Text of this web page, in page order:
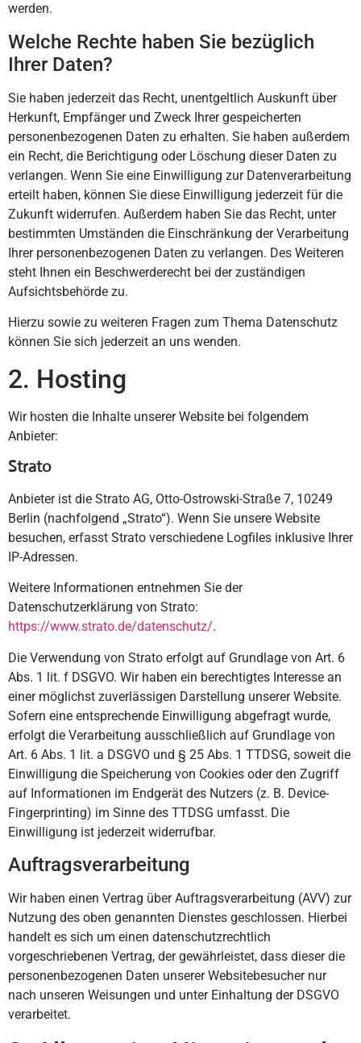
werden.
Welche Rechte haben Sie bezüglich
Ihrer Daten?
Sie haben jederzeit das Recht, unentgeltlich Auskunft über
Herkunft, Empfänger und Zweck Ihrer gespeicherten
personenbezogenen Daten zu erhalten. Sie haben außerdem
ein Recht, die Berichtigung oder Löschung dieser Daten zu
verlangen. Wenn Sie eine Einwilligung zur Datenverarbeitung
erteilt haben, können Sie diese Einwilligung jederzeit für die
Zukunft widerrufen. Außerdem haben Sie das Recht, unter
bestimmten Umständen die Einschränkung der Verarbeitung
Ihrer personenbezogenen Daten zu verlangen. Des Weiteren
steht Ihnen ein Beschwerderecht bei der zuständigen
Aufsichtsbehörde zu.
Hierzu sowie zu weiteren Fragen zum Thema Datenschutz
können Sie sich jederzeit an uns wenden.
2. Hosting
Wir hosten die Inhalte unserer Website bei folgendem
Anbieter:
Strato
Anbieter ist die Strato AG, Otto-Ostrowski-Straße 7, 10249
Berlin (nachfolgend „Strato“). Wenn Sie unsere Website
besuchen, erfasst Strato verschiedene Logfiles inklusive Ihrer
IP-Adressen.
Weitere Informationen entnehmen Sie der
Datenschutzerklärung von Strato:
https://www.strato.de/datenschutz/.
Die Verwendung von Strato erfolgt auf Grundlage von Art. 6
Abs. 1 lit. f DSGVO. Wir haben ein berechtigtes Interesse an
einer möglichst zuverlässigen Darstellung unserer Website.
Sofern eine entsprechende Einwilligung abgefragt wurde,
erfolgt die Verarbeitung ausschließlich auf Grundlage von
Art. 6 Abs. 1 lit. a DSGVO und § 25 Abs. 1 TTDSG, soweit die
Einwilligung die Speicherung von Cookies oder den Zugriff
auf Informationen im Endgerät des Nutzers (z. B. Device-
Fingerprinting) im Sinne des TTDSG umfasst. Die
Einwilligung ist jederzeit widerrufbar.
Auftragsverarbeitung
Wir haben einen Vertrag über Auftragsverarbeitung (AVV) zur
Nutzung des oben genannten Dienstes geschlossen. Hierbei
handelt es sich um einen datenschutzrechtlich
vorgeschriebenen Vertrag, der gewährleistet, dass dieser die
personenbezogenen Daten unserer Websitebesucher nur
nach unseren Weisungen und unter Einhaltung der DSGVO
verarbeitet.